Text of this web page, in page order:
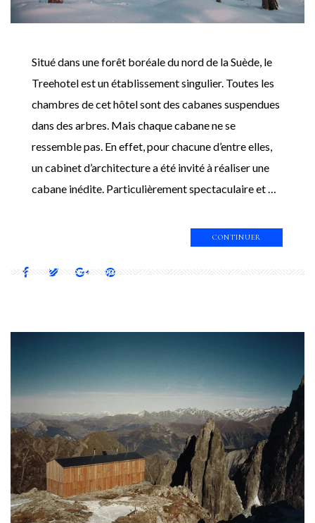
Situé dans une forêt boréale du nord de la Suède, le
Treehotel est un établissement singulier. Toutes les
chambres de cet hôtel sont des cabanes suspendues
dans des arbres. Mais chaque cabane ne se
ressemble pas. En effet, pour chacune d’entre elles,
un cabinet d’architecture a été invité à réaliser une
cabane inédite. Particulièrement spectaculaire et …
CONTINUER